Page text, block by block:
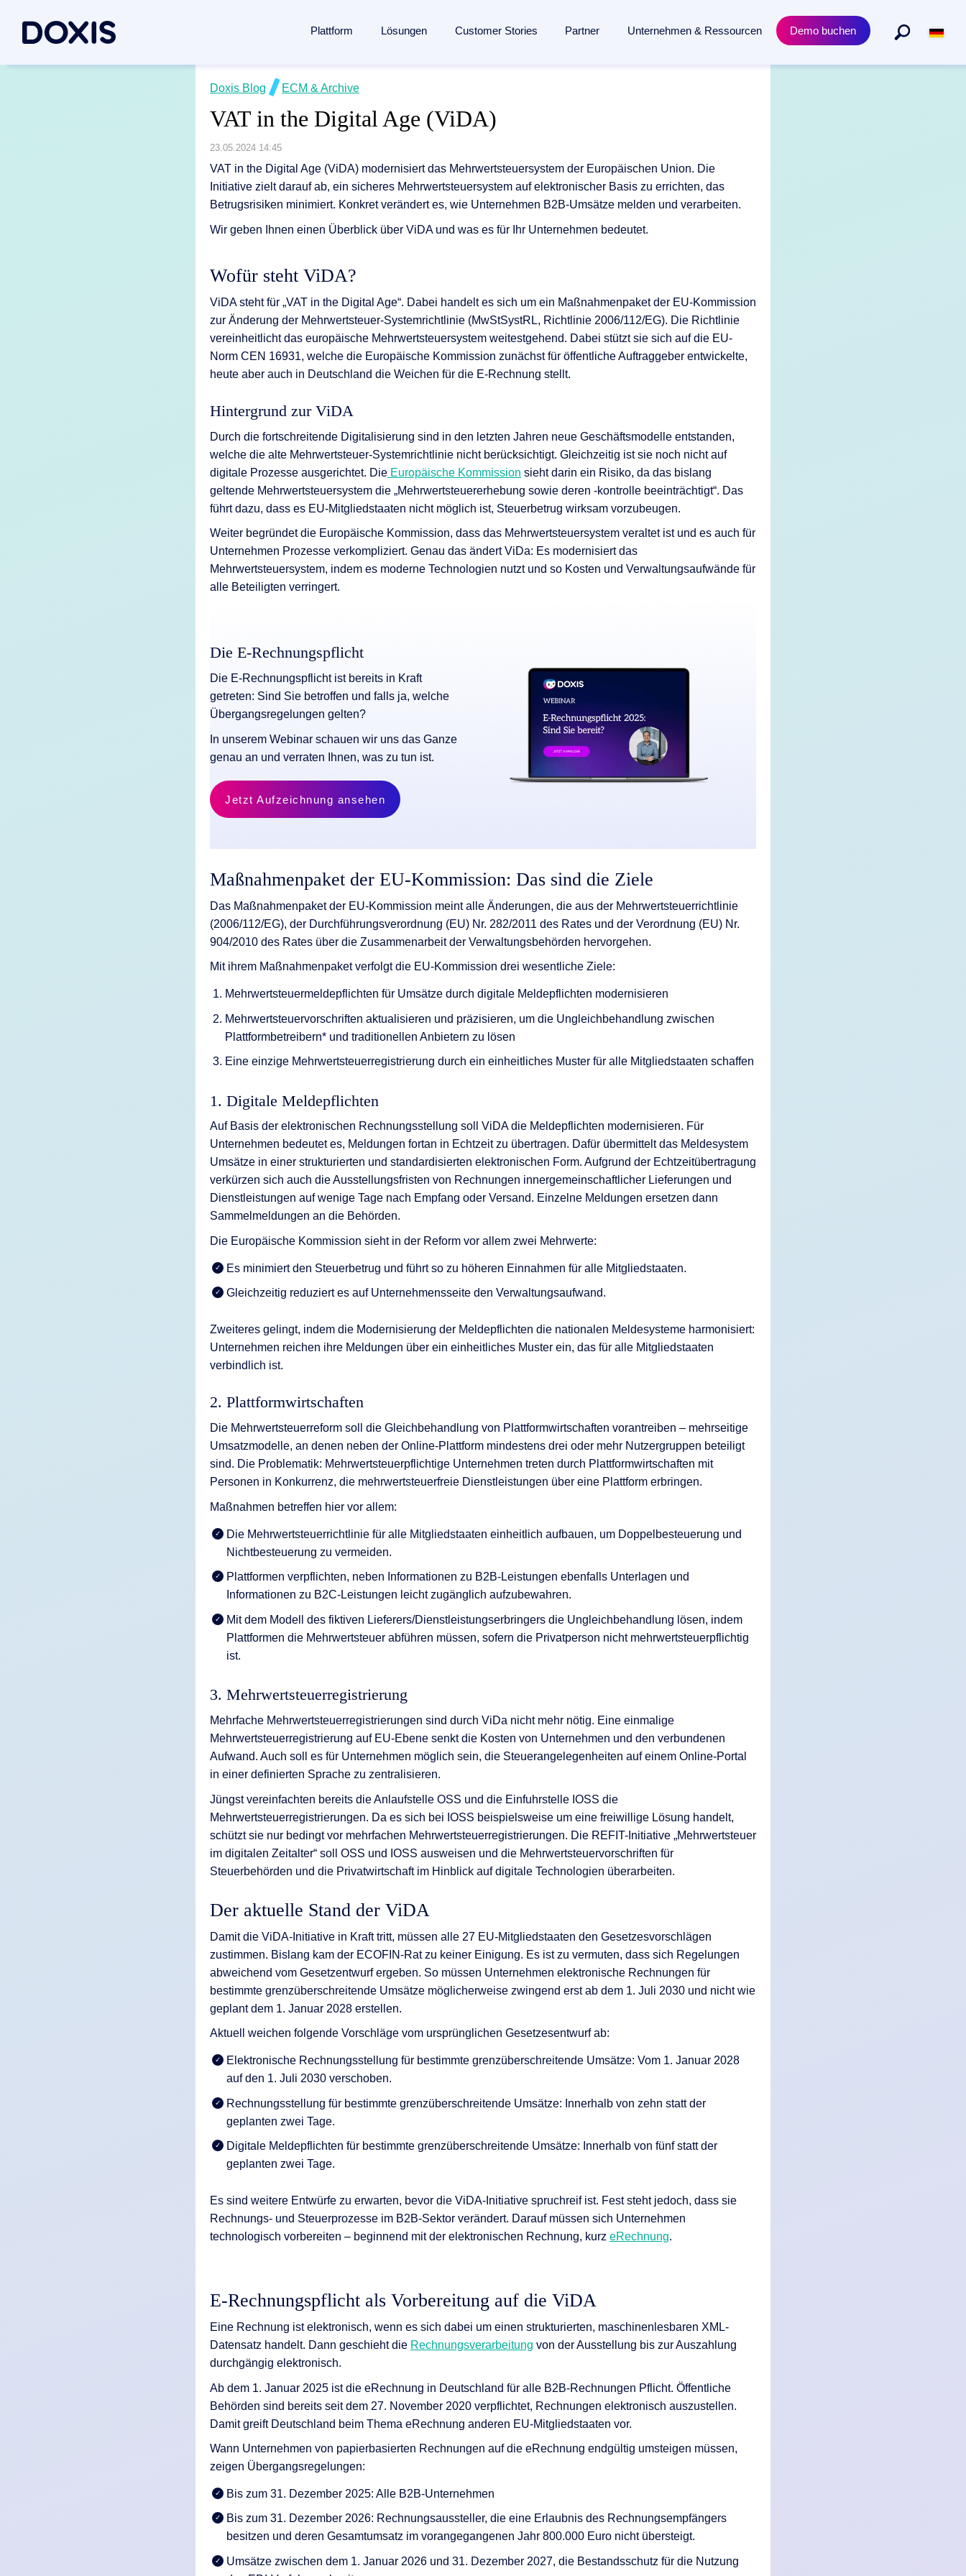
Plattform
Doxis Intelligent Content Automation
Von der Erfassung bis zur Archivierung:Eine KI-gestützte Plattform
Plattform entdecken →
Dokumentenmanagement
KI-Funktionen
Integrationen
Lösungen
Use Cases
Dokumenten­management
Rechnungseingang
Vertragsmanagement
Posteingang
Archivierung
Alle Lösungen
Fertigungsindustrie
Versicherungen
Logistik
Einkauf & Beschaffung
Customer Stories Partner
Referenzpartner werden
Partner Portal
Unternehmen & Ressourcen
Über Doxis
Über uns
Management
Soziales Engagement
Standorte
Verbände und Mitgliedschaften
Karriere
Blog
Webinare
Ressourcen
Release News
Demo buchen
Doxis Blog ECM & Archive
VAT in the Digital Age (ViDA)
23.05.2024 14:45
VAT in the Digital Age (ViDA) modernisiert das Mehrwertsteuersystem der Europäischen Union. Die
Initiative zielt darauf ab, ein sicheres Mehrwertsteuersystem auf elektronischer Basis zu errichten, das
Betrugsrisiken minimiert. Konkret verändert es, wie Unternehmen B2B-Umsätze melden und verarbeiten.
Wir geben Ihnen einen Überblick über ViDA und was es für Ihr Unternehmen bedeutet.
Wofür steht ViDA?
ViDA steht für „VAT in the Digital Age“. Dabei handelt es sich um ein Maßnahmenpaket der EU-Kommission
zur Änderung der Mehrwertsteuer-Systemrichtlinie (MwStSystRL, Richtlinie 2006/112/EG). Die Richtlinie
vereinheitlicht das europäische Mehrwertsteuersystem weitestgehend. Dabei stützt sie sich auf die EU-
Norm CEN 16931, welche die Europäische Kommission zunächst für öffentliche Auftraggeber entwickelte,
heute aber auch in Deutschland die Weichen für die E-Rechnung stellt.
Hintergrund zur ViDA
Durch die fortschreitende Digitalisierung sind in den letzten Jahren neue Geschäftsmodelle entstanden,
welche die alte Mehrwertsteuer-Systemrichtlinie nicht berücksichtigt. Gleichzeitig ist sie noch nicht auf
digitale Prozesse ausgerichtet. Die Europäische Kommission sieht darin ein Risiko, da das bislang
geltende Mehrwertsteuersystem die „Mehrwertsteuererhebung sowie deren -kontrolle beeinträchtigt“. Das
führt dazu, dass es EU-Mitgliedstaaten nicht möglich ist, Steuerbetrug wirksam vorzubeugen.
Weiter begründet die Europäische Kommission, dass das Mehrwertsteuersystem veraltet ist und es auch für
Unternehmen Prozesse verkompliziert. Genau das ändert ViDa: Es modernisiert das
Mehrwertsteuersystem, indem es moderne Technologien nutzt und so Kosten und Verwaltungsaufwände für
alle Beteiligten verringert.
Die E-Rechnungspflicht
Die E-Rechnungspflicht ist bereits in Kraft
getreten: Sind Sie betroffen und falls ja, welche
Übergangsregelungen gelten?
In unserem Webinar schauen wir uns das Ganze
genau an und verraten Ihnen, was zu tun ist.
Jetzt Aufzeichnung ansehen
Maßnahmenpaket der EU-Kommission: Das sind die Ziele
Das Maßnahmenpaket der EU-Kommission meint alle Änderungen, die aus der Mehrwertsteuerrichtlinie
(2006/112/EG), der Durchführungsverordnung (EU) Nr. 282/2011 des Rates und der Verordnung (EU) Nr.
904/2010 des Rates über die Zusammenarbeit der Verwaltungsbehörden hervorgehen.
Mit ihrem Maßnahmenpaket verfolgt die EU-Kommission drei wesentliche Ziele:
Mehrwertsteuermeldepflichten für Umsätze durch digitale Meldepflichten modernisieren
Mehrwertsteuervorschriften aktualisieren und präzisieren, um die Ungleichbehandlung zwischen
Plattformbetreibern* und traditionellen Anbietern zu lösen
Eine einzige Mehrwertsteuerregistrierung durch ein einheitliches Muster für alle Mitgliedstaaten schaffen
1. Digitale Meldepflichten
Auf Basis der elektronischen Rechnungsstellung soll ViDA die Meldepflichten modernisieren. Für
Unternehmen bedeutet es, Meldungen fortan in Echtzeit zu übertragen. Dafür übermittelt das Meldesystem
Umsätze in einer strukturierten und standardisierten elektronischen Form. Aufgrund der Echtzeitübertragung
verkürzen sich auch die Ausstellungsfristen von Rechnungen innergemeinschaftlicher Lieferungen und
Dienstleistungen auf wenige Tage nach Empfang oder Versand. Einzelne Meldungen ersetzen dann
Sammelmeldungen an die Behörden.
Die Europäische Kommission sieht in der Reform vor allem zwei Mehrwerte:
Es minimiert den Steuerbetrug und führt so zu höheren Einnahmen für alle Mitgliedstaaten.
Gleichzeitig reduziert es auf Unternehmensseite den Verwaltungsaufwand.
Zweiteres gelingt, indem die Modernisierung der Meldepflichten die nationalen Meldesysteme harmonisiert:
Unternehmen reichen ihre Meldungen über ein einheitliches Muster ein, das für alle Mitgliedstaaten
verbindlich ist.
2. Plattformwirtschaften
Die Mehrwertsteuerreform soll die Gleichbehandlung von Plattformwirtschaften vorantreiben – mehrseitige
Umsatzmodelle, an denen neben der Online-Plattform mindestens drei oder mehr Nutzergruppen beteiligt
sind. Die Problematik: Mehrwertsteuerpflichtige Unternehmen treten durch Plattformwirtschaften mit
Personen in Konkurrenz, die mehrwertsteuerfreie Dienstleistungen über eine Plattform erbringen.
Maßnahmen betreffen hier vor allem:
Die Mehrwertsteuerrichtlinie für alle Mitgliedstaaten einheitlich aufbauen, um Doppelbesteuerung und
Nichtbesteuerung zu vermeiden.
Plattformen verpflichten, neben Informationen zu B2B-Leistungen ebenfalls Unterlagen und
Informationen zu B2C-Leistungen leicht zugänglich aufzubewahren.
Mit dem Modell des fiktiven Lieferers/Dienstleistungserbringers die Ungleichbehandlung lösen, indem
Plattformen die Mehrwertsteuer abführen müssen, sofern die Privatperson nicht mehrwertsteuerpflichtig
ist.
3. Mehrwertsteuerregistrierung
Mehrfache Mehrwertsteuerregistrierungen sind durch ViDa nicht mehr nötig. Eine einmalige
Mehrwertsteuerregistrierung auf EU-Ebene senkt die Kosten von Unternehmen und den verbundenen
Aufwand. Auch soll es für Unternehmen möglich sein, die Steuerangelegenheiten auf einem Online-Portal
in einer definierten Sprache zu zentralisieren.
Jüngst vereinfachten bereits die Anlaufstelle OSS und die Einfuhrstelle IOSS die
Mehrwertsteuerregistrierungen. Da es sich bei IOSS beispielsweise um eine freiwillige Lösung handelt,
schützt sie nur bedingt vor mehrfachen Mehrwertsteuerregistrierungen. Die REFIT-Initiative „Mehrwertsteuer
im digitalen Zeitalter“ soll OSS und IOSS ausweisen und die Mehrwertsteuervorschriften für
Steuerbehörden und die Privatwirtschaft im Hinblick auf digitale Technologien überarbeiten.
Der aktuelle Stand der ViDA
Damit die ViDA-Initiative in Kraft tritt, müssen alle 27 EU-Mitgliedstaaten den Gesetzesvorschlägen
zustimmen. Bislang kam der ECOFIN-Rat zu keiner Einigung. Es ist zu vermuten, dass sich Regelungen
abweichend vom Gesetzentwurf ergeben. So müssen Unternehmen elektronische Rechnungen für
bestimmte grenzüberschreitende Umsätze möglicherweise zwingend erst ab dem 1. Juli 2030 und nicht wie
geplant dem 1. Januar 2028 erstellen.
Aktuell weichen folgende Vorschläge vom ursprünglichen Gesetzesentwurf ab:
Elektronische Rechnungsstellung für bestimmte grenzüberschreitende Umsätze: Vom 1. Januar 2028
auf den 1. Juli 2030 verschoben.
Rechnungsstellung für bestimmte grenzüberschreitende Umsätze: Innerhalb von zehn statt der
geplanten zwei Tage.
Digitale Meldepflichten für bestimmte grenzüberschreitende Umsätze: Innerhalb von fünf statt der
geplanten zwei Tage.
Es sind weitere Entwürfe zu erwarten, bevor die ViDA-Initiative spruchreif ist. Fest steht jedoch, dass sie
Rechnungs- und Steuerprozesse im B2B-Sektor verändert. Darauf müssen sich Unternehmen
technologisch vorbereiten – beginnend mit der elektronischen Rechnung, kurz eRechnung.
E-Rechnungspflicht als Vorbereitung auf die ViDA
Eine Rechnung ist elektronisch, wenn es sich dabei um einen strukturierten, maschinenlesbaren XML-
Datensatz handelt. Dann geschieht die Rechnungsverarbeitung von der Ausstellung bis zur Auszahlung
durchgängig elektronisch.
Ab dem 1. Januar 2025 ist die eRechnung in Deutschland für alle B2B-Rechnungen Pflicht. Öffentliche
Behörden sind bereits seit dem 27. November 2020 verpflichtet, Rechnungen elektronisch auszustellen.
Damit greift Deutschland beim Thema eRechnung anderen EU-Mitgliedstaaten vor.
Wann Unternehmen von papierbasierten Rechnungen auf die eRechnung endgültig umsteigen müssen,
zeigen Übergangsregelungen:
Bis zum 31. Dezember 2025: Alle B2B-Unternehmen
Bis zum 31. Dezember 2026: Rechnungsaussteller, die eine Erlaubnis des Rechnungsempfängers
besitzen und deren Gesamtumsatz im vorangegangenen Jahr 800.000 Euro nicht übersteigt.
Umsätze zwischen dem 1. Januar 2026 und 31. Dezember 2027, die Bestandsschutz für die Nutzung